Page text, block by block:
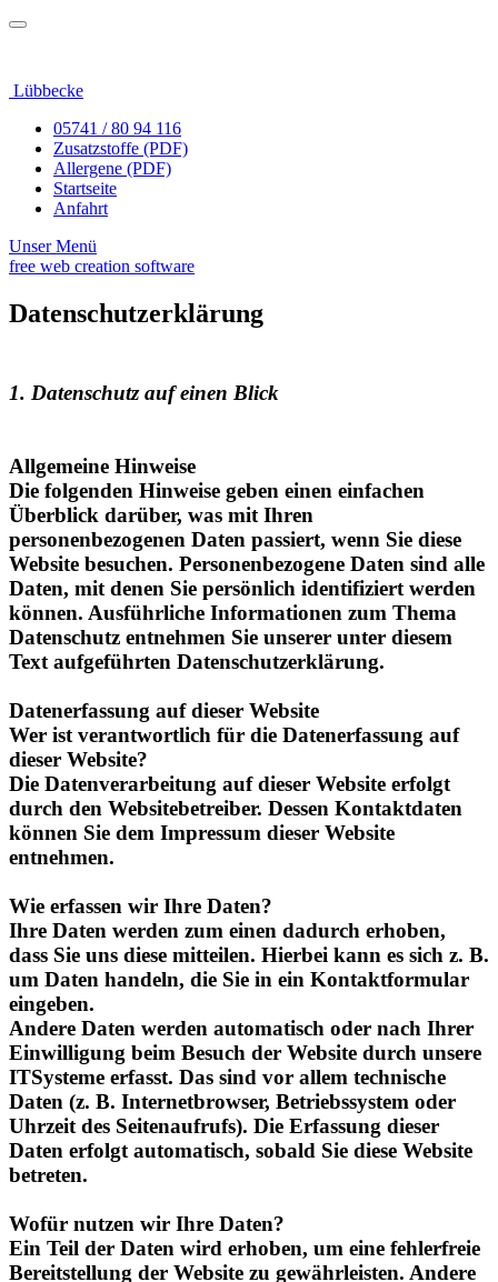
Zusatzstoffe (PDF)
Startseite
Anfahrt
Unser Menü
free web creation software
Datenschutzerklärung
Überblick darüber, was mit Ihren
personenbezogenen Daten passiert, wenn Sie diese
Website besuchen. Personenbezogene Daten sind alle
Daten, mit denen Sie persönlich identifiziert werden
können. Ausführliche Informationen zum Thema
Datenschutz entnehmen Sie unserer unter diesem
Text aufgeführten Datenschutzerklärung.
Datenerfassung auf dieser Website
dieser Website?
Die Datenverarbeitung auf dieser Website erfolgt
durch den Websitebetreiber. Dessen Kontaktdaten
können Sie dem Impressum dieser Website
entnehmen.
Wie erfassen wir Ihre Daten?
dass Sie uns diese mitteilen. Hierbei kann es sich z. B.
um Daten handeln, die Sie in ein Kontaktformular
eingeben.
Andere Daten werden automatisch oder nach Ihrer
Einwilligung beim Besuch der Website durch unsere
ITSysteme erfasst. Das sind vor allem technische
Daten (z. B. Internetbrowser, Betriebssystem oder
Uhrzeit des Seitenaufrufs). Die Erfassung dieser
Daten erfolgt automatisch, sobald Sie diese Website
betreten.
Wofür nutzen wir Ihre Daten?
Bereitstellung der Website zu gewährleisten. Andere
Daten können zur Analyse Ihres Nutzerverhaltens
verwendet werden.